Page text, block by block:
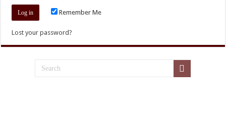
Remember Me
Lost your password?